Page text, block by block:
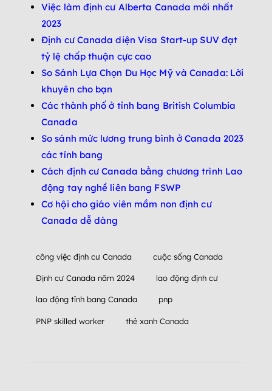
Việc làm định cư Alberta Canada mới nhất
2023
Định cư Canada diện Visa Start-up SUV đạt
tỷ lệ chấp thuận cực cao
So Sánh Lựa Chọn Du Học Mỹ và Canada: Lời
khuyên cho bạn
Các thành phố ở tỉnh bang British Columbia
Canada
So sánh mức lương trung bình ở Canada 2023
các tỉnh bang
Cách định cư Canada bằng chương trình Lao
động tay nghề liên bang FSWP
Cơ hội cho giáo viên mầm non định cư
Canada dễ dàng
công việc định cư Canada cuộc sống Canada
Định cư Canada năm 2024 lao động định cư
lao động tỉnh bang Canada pnp
PNP skilled worker thẻ xanh Canada